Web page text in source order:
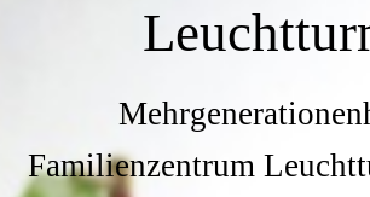
Familienzentrum